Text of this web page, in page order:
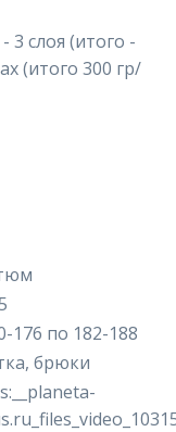
3 слоя (итого -
(итого 300 гр/
176 по 182-188
брюки